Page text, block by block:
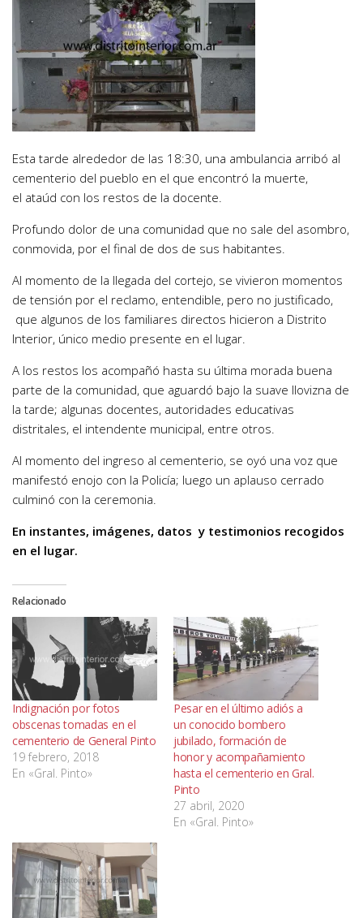
Esta tarde alrededor de las 18:30, una ambulancia arribó al
cementerio del pueblo en el que encontró la muerte,
el ataúd con los restos de la docente.
Profundo dolor de una comunidad que no sale del asombro,
conmovida, por el final de dos de sus habitantes.
Al momento de la llegada del cortejo, se vivieron momentos
de tensión por el reclamo, entendible, pero no justificado,
que algunos de los familiares directos hicieron a Distrito
Interior, único medio presente en el lugar.
A los restos los acompañó hasta su última morada buena
parte de la comunidad, que aguardó bajo la suave llovizna de
la tarde; algunas docentes, autoridades educativas
distritales, el intendente municipal, entre otros.
Al momento del ingreso al cementerio, se oyó una voz que
manifestó enojo con la Policía; luego un aplauso cerrado
culminó con la ceremonia.
En instantes, imágenes, datos y testimonios recogidos
en el lugar.
Relacionado
Indignación por fotos
obscenas tomadas en el
cementerio de General Pinto
19 febrero, 2018
En «Gral. Pinto»
Pesar en el último adiós a
un conocido bombero
jubilado, formación de
honor y acompañamiento
hasta el cementerio en Gral.
Pinto
27 abril, 2020
En «Gral. Pinto»